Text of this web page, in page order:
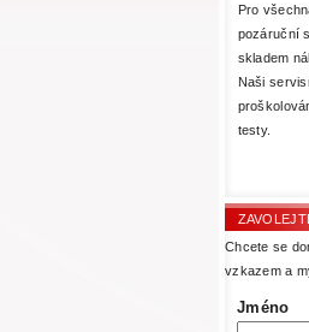
Pro
pozáruční
skladem
Naši
testy.
Chcete se
vzkazem a
Jméno